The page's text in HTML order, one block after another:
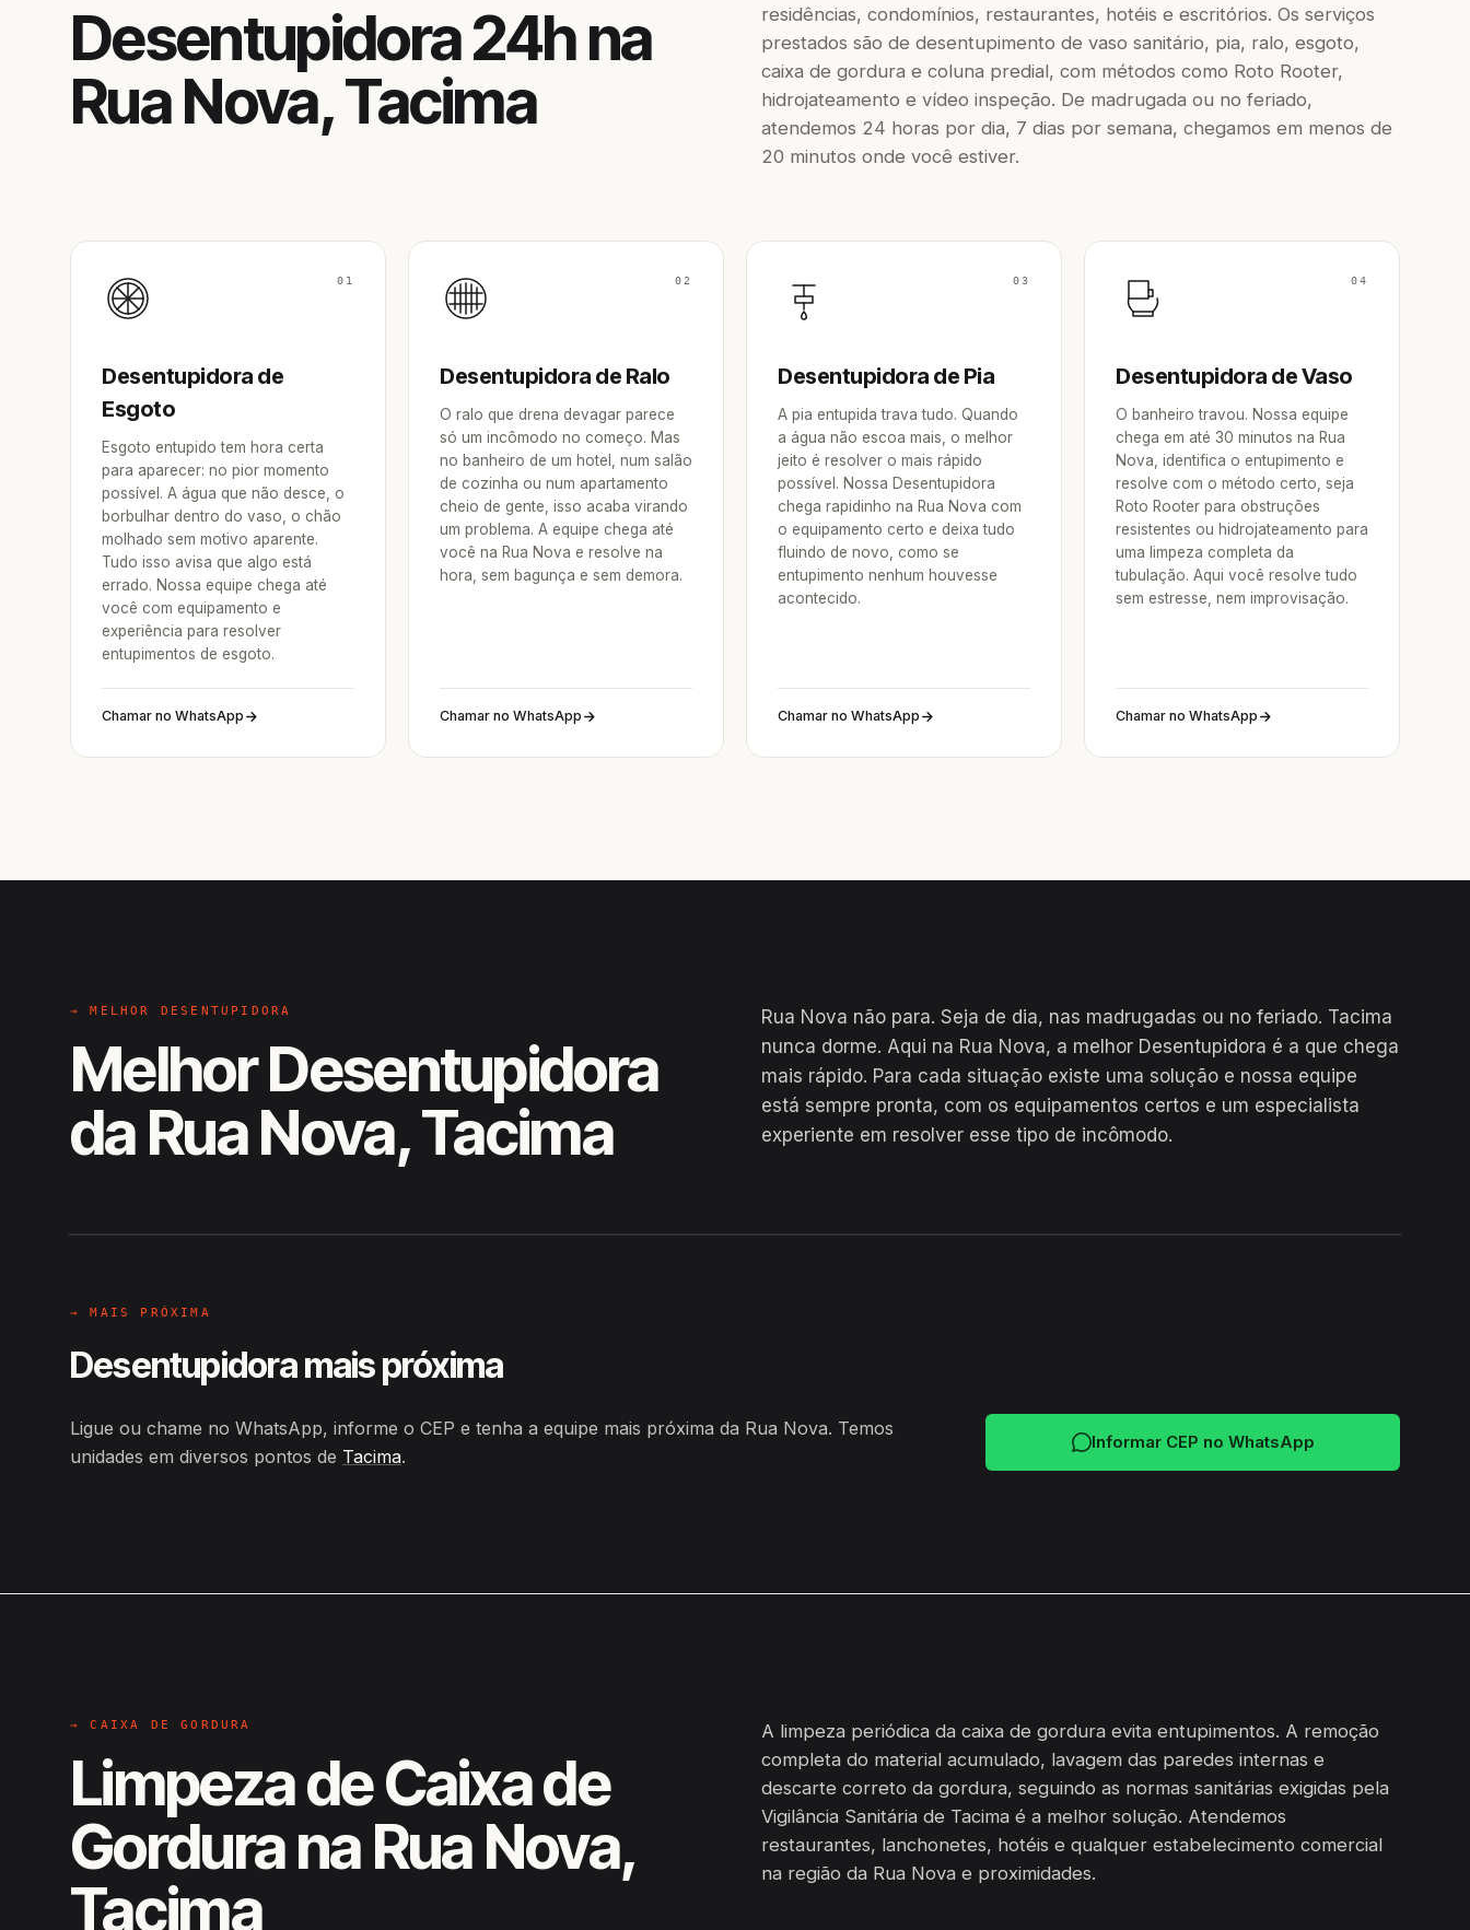
Desentupidora 24h na
Rua Nova, Tacima
residências, condomínios, restaurantes, hotéis e escritórios. Os serviços
prestados são de desentupimento de vaso sanitário, pia, ralo, esgoto,
caixa de gordura e coluna predial, com métodos como Roto Rooter,
hidrojateamento e vídeo inspeção. De madrugada ou no feriado,
atendemos 24 horas por dia, 7 dias por semana, chegamos em menos de
20 minutos onde você estiver.
01
Desentupidora de
Esgoto
Esgoto entupido tem hora certa
para aparecer: no pior momento
possível. A água que não desce, o
borbulhar dentro do vaso, o chão
molhado sem motivo aparente.
Tudo isso avisa que algo está
errado. Nossa equipe chega até
você com equipamento e
experiência para resolver
entupimentos de esgoto.
Chamar no WhatsApp
02
Desentupidora de Ralo
O ralo que drena devagar parece
só um incômodo no começo. Mas
no banheiro de um hotel, num salão
de cozinha ou num apartamento
cheio de gente, isso acaba virando
um problema. A equipe chega até
você na Rua Nova e resolve na
hora, sem bagunça e sem demora.
Chamar no WhatsApp
03
Desentupidora de Pia
A pia entupida trava tudo. Quando
a água não escoa mais, o melhor
jeito é resolver o mais rápido
possível. Nossa Desentupidora
chega rapidinho na Rua Nova com
o equipamento certo e deixa tudo
fluindo de novo, como se
entupimento nenhum houvesse
acontecido.
Chamar no WhatsApp
04
Desentupidora de Vaso
O banheiro travou. Nossa equipe
chega em até 30 minutos na Rua
Nova, identifica o entupimento e
resolve com o método certo, seja
Roto Rooter para obstruções
resistentes ou hidrojateamento para
uma limpeza completa da
tubulação. Aqui você resolve tudo
sem estresse, nem improvisação.
Chamar no WhatsApp
→ MELHOR DESENTUPIDORA
Melhor Desentupidora
da Rua Nova, Tacima
Rua Nova não para. Seja de dia, nas madrugadas ou no feriado. Tacima
nunca dorme. Aqui na Rua Nova, a melhor Desentupidora é a que chega
mais rápido. Para cada situação existe uma solução e nossa equipe
está sempre pronta, com os equipamentos certos e um especialista
experiente em resolver esse tipo de incômodo.
EM CAMPO
→ MAIS PRÓXIMA
Desentupidora mais próxima
Ligue ou chame no WhatsApp, informe o CEP e tenha a equipe mais próxima da Rua Nova. Temos
unidades em diversos pontos de Tacima.
Informar CEP no WhatsApp
→ CAIXA DE GORDURA
Limpeza de Caixa de
Gordura na Rua Nova,
Tacima
A limpeza periódica da caixa de gordura evita entupimentos. A remoção
completa do material acumulado, lavagem das paredes internas e
descarte correto da gordura, seguindo as normas sanitárias exigidas pela
Vigilância Sanitária de Tacima é a melhor solução. Atendemos
restaurantes, lanchonetes, hotéis e qualquer estabelecimento comercial
na região da Rua Nova e proximidades.